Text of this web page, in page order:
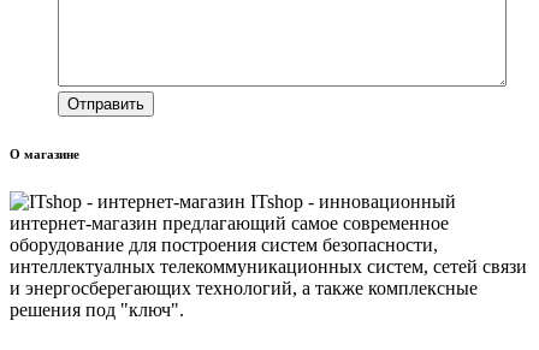
О магазине
ITshop - инновационный
интернет-магазин предлагающий самое современное
оборудование для построения систем безопасности,
интеллектуалных телекоммуникационных систем, сетей связи
и энергосберегающих технологий, а также комплексные
решения под "ключ".